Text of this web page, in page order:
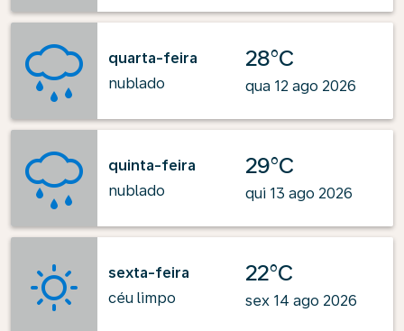
quarta-feira
nublado
28°C
qua 12 ago 2026
quinta-feira
nublado
29°C
qui 13 ago 2026
sexta-feira
céu limpo
22°C
sex 14 ago 2026